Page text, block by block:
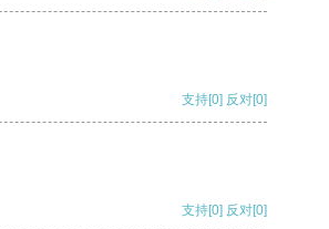
支持[0] 反对[0]
支持[0] 反对[0]